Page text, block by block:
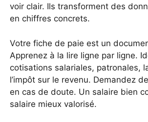
voir clair. Ils transforment des
en chiffres concrets.
Votre fiche de paie est un
Apprenez à la lire ligne par ligne.
cotisations salariales, patronales,
l’impôt sur le revenu. Demandez
en cas de doute. Un salaire bien
salaire mieux valorisé.